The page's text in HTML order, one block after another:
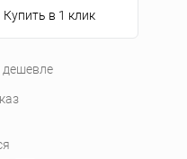
Купить в 1 клик